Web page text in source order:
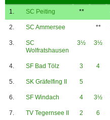
1. SC Peiting **
2. SC Ammersee **
3.
SC
Wolfratshausen
3½ 3½
4. SF Bad Tölz 3 4
5. SK Gräfelfing II 5
6. SF Windach 4 3½
7. TV Tegernsee II 2 6